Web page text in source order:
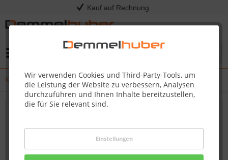
Kauf auf Rechnung
Wir verwenden Cookies und Third-Party-Tools, um
die Leistung der Website zu verbessern, Analysen
durchzuführen und Ihnen Inhalte bereitzustellen,
die für Sie relevant sind.
Einstellungen
Kress - Release Notes
für Ihren Kress Mission RTKn – Bleiben Sie
immer auf dem Laufenden